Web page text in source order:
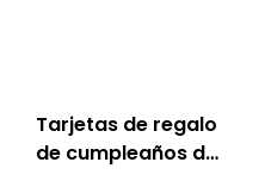
Tarjetas de regalo
de cumpleaños de